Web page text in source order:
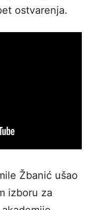
ostvarenja.
Žbanić ušao
izboru za